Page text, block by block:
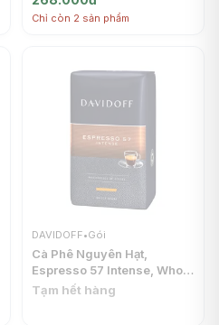
Chỉ còn 2 sản phẩm
DAVIDOFF•Gói
Cà Phê Nguyên Hạt,
Espresso 57 Intense, Whole
Beans (500g) - DAVIDOFF
Tạm hết hàng